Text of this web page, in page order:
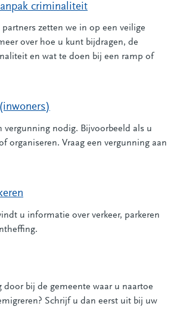
criminaliteit
zetten we in op een veilige
over hoe u kunt bijdragen, de
en wat te doen bij een ramp of
vergunning nodig. Bijvoorbeeld als u
organiseren. Vraag een vergunning aan
u informatie over verkeer, parkeren
door bij de gemeente waar u naartoe
Schrijf u dan eerst uit bij uw